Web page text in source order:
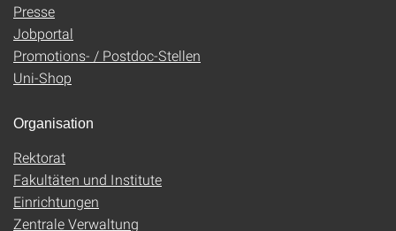
Presse
Jobportal
Promotions- / Postdoc-Stellen
Uni-Shop
Organisation
Rektorat
Fakultäten und Institute
Einrichtungen
Zentrale Verwaltung